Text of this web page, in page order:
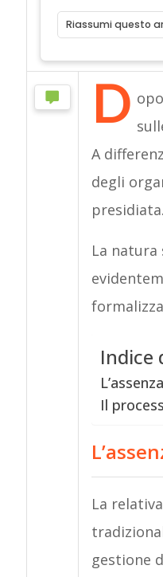
Riassumi questo
D
A
degli
presidiata.
La natura
Indice
Il
La
gestione